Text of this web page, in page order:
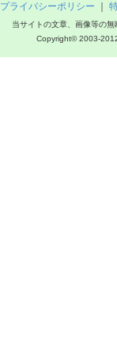
プライバシーポリシー
当サイトの文章、画像等の
Copyright© 2003-